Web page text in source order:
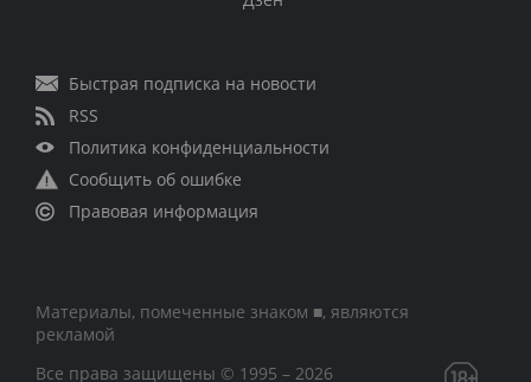
Быстрая подписка на новости
RSS
Политика конфиденциальности
Сообщить об ошибке
Правовая информация
Материалы, помеченные знаком ■, являются
рекламой
Все права защищены © 1995 – 2026